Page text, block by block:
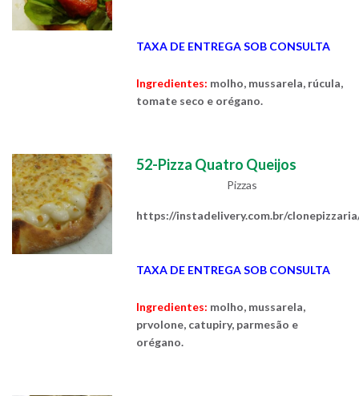
TAXA DE ENTREGA SOB CONSULTA
Ingredientes: molho, mussarela, rúcula,
tomate seco e orégano.
52-Pizza Quatro Queijos
Pizzas
https://instadelivery.com.br/
TAXA DE ENTREGA SOB CONSULTA
Ingredientes: molho, mussarela,
prvolone, catupiry, parmesão e
orégano.